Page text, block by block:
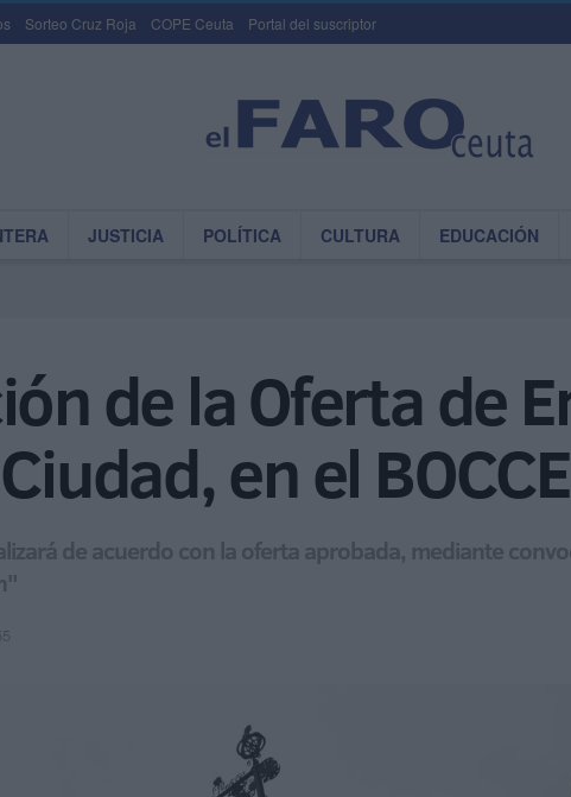
Sorteo Cruz Roja COPE Ceuta Portal del suscriptor
JUSTICIA POLÍTICA CULTURA EDUCACIÓN
de la Oferta de
en el BOCCE
de acuerdo con la oferta aprobada, mediante